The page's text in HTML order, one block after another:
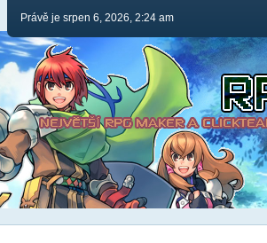
Právě je srpen 6, 2026, 2:24 am